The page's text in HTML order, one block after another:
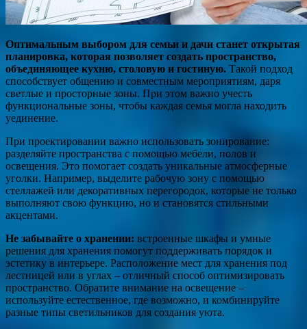
Оптимальным выбором для семьи и дачи станет открытая
планировка, которая позволяет создать пространство,
объединяющее кухню, столовую и гостиную. Такой подход
способствует общению и совместным мероприятиям, даря
светлые и просторные зоны. При этом важно учесть
функциональные зоны, чтобы каждая семья могла находить
уединение.
При проектировании важно использовать зонирование:
разделяйте пространства с помощью мебели, полов и
освещения. Это помогает создать уникальные атмосферные
уголки. Например, выделите рабочую зону с помощью
стеллажей или декоративных перегородок, которые не только
выполняют свою функцию, но и становятся стильными
акцентами.
Не забывайте о хранении: встроенные шкафы и умные
решения для хранения помогут поддерживать порядок и
эстетику в интерьере. Расположение мест для хранения под
лестницей или в углах – отличный способ оптимизировать
пространство. Обратите внимание на освещение –
используйте естественное, где возможно, и комбинируйте
разные типы светильников для создания уюта.